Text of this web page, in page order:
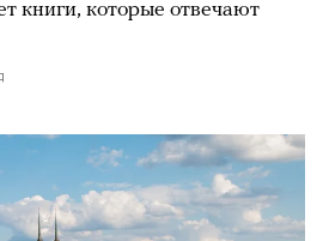
книги, которые отвечают